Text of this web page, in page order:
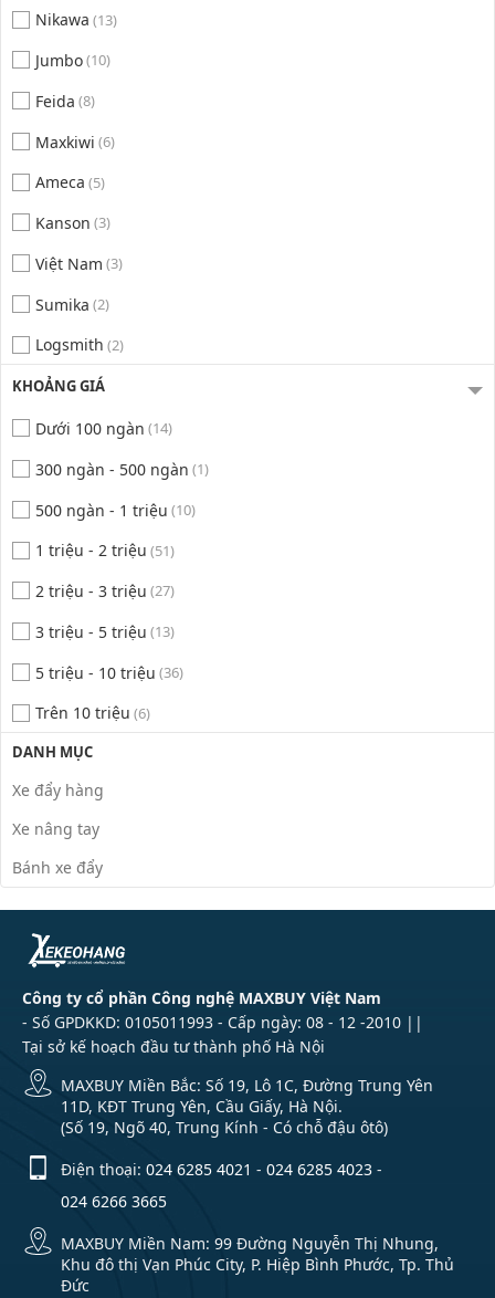
Nikawa (13)
Jumbo(10)
Feida (8)
Maxkiwi (6)
Ameca (5)
Kanson (3)
Việt Nam (3)
Sumika (2)
Logsmith (2)
KHOẢNG GIÁ
Dưới 100 ngàn (14)
300 ngàn - 500 ngàn (1)
500 ngàn - 1 triệu (10)
1 triệu - 2 triệu (51)
2 triệu - 3 triệu (27)
3 triệu - 5 triệu (13)
5 triệu - 10 triệu (36)
Trên 10 triệu (6)
DANH MỤC
Xe đẩy hàng
Xe nâng tay
Bánh xe đẩy
Công ty cổ phần Công nghệ MAXBUY Việt Nam
- Số GPDKKD: 0105011993 - Cấp ngày: 08 - 12 -2010 ||
Tại sở kế hoạch đầu tư thành phố Hà Nội
MAXBUY Miền Bắc: Số 19, Lô 1C, Đường Trung Yên
11D, KĐT Trung Yên, Cầu Giấy, Hà Nội.
(Số 19, Ngõ 40, Trung Kính - Có chỗ đậu ôtô)
Điện thoại: 024 6285 4021 - 024 6285 4023 -
024 6266 3665
MAXBUY Miền Nam: 99 Đường Nguyễn Thị Nhung,
Khu đô thị Vạn Phúc City, P. Hiệp Bình Phước, Tp. Thủ
Đức